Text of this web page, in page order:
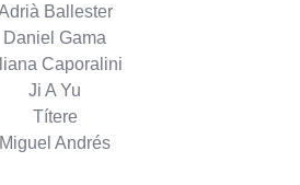
Ballester
Daniel Gama
Caporalini
Ji A Yu
Títere
Miguel Andrés